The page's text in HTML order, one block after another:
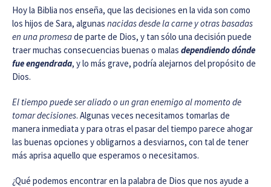
Hoy la Biblia nos enseña, que las decisiones en la vida son como
los hijos de Sara, algunas nacidas desde la carne y otras basadas
en una promesade parte de Dios, y tan sólo una decisión puede
traer muchas consecuencias buenas o malas dependiendo dónde
fue engendrada, y lo más grave, podría alejarnos del propósito de
Dios.
El tiempo puede ser aliado o un gran enemigo al momento de
tomar decisiones. Algunas veces necesitamos tomarlas de
manera inmediata y para otras el pasar del tiempo parece ahogar
las buenas opciones y obligarnos a desviarnos, con tal de tener
más aprisa aquello que esperamos o necesitamos.
¿Qué podemos encontrar en la palabra de Dios que nos ayude a